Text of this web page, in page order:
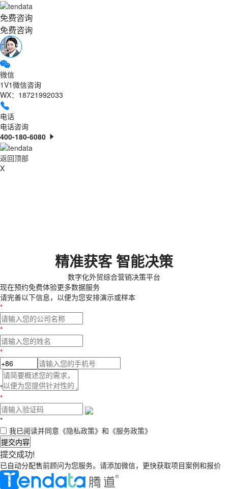
免费咨询
免费咨询
微信
1V1微信咨询
WX：18721992033
电话
电话咨询
400-180-6080
返回顶部
X
精准获客 智能决策
数字化外贸综合营销决策平台
现在预约免费体验更多数据服务
请完善以下信息，以便为您安排演示或样本
*
*
*
*
*
*
我已阅读并同意 《隐私政策》 和 《服务政策》
提交内容
提交成功!
已自动分配售前顾问为您服务。请添加微信，更快获取项目案例和报价